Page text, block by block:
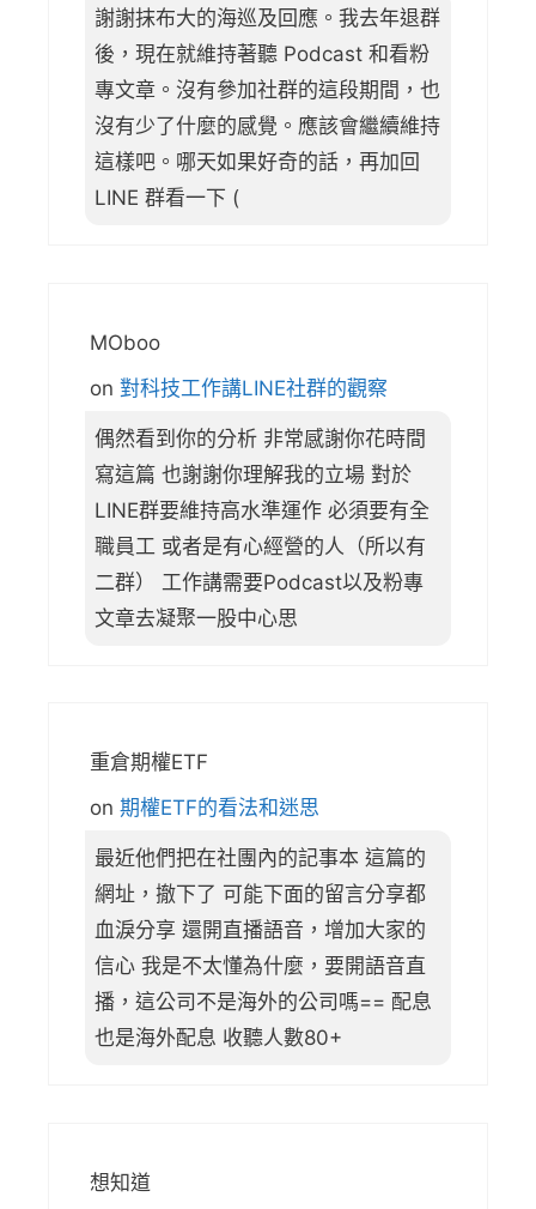
謝謝抹布大的海巡及回應。我去年退群
後，現在就維持著聽 Podcast 和看粉
專文章。沒有參加社群的這段期間，也
沒有少了什麼的感覺。應該會繼續維持
這樣吧。哪天如果好奇的話，再加回
LINE 群看一下 (
MOboo
on 對科技工作講LINE社群的觀察
偶然看到你的分析 非常感謝你花時間
寫這篇 也謝謝你理解我的立場 對於
LINE群要維持高水準運作 必須要有全
職員工 或者是有心經營的人（所以有
二群） 工作講需要Podcast以及粉專
文章去凝聚一股中心思
重倉期權ETF
on 期權ETF的看法和迷思
最近他們把在社團內的記事本 這篇的
網址，撤下了 可能下面的留言分享都
血淚分享 還開直播語音，增加大家的
信心 我是不太懂為什麼，要開語音直
播，這公司不是海外的公司嗎== 配息
也是海外配息 收聽人數80+
想知道